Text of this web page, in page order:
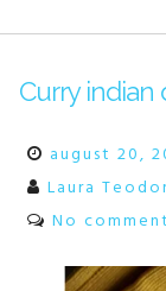
Curry indian
august 20,
Laura
No comment